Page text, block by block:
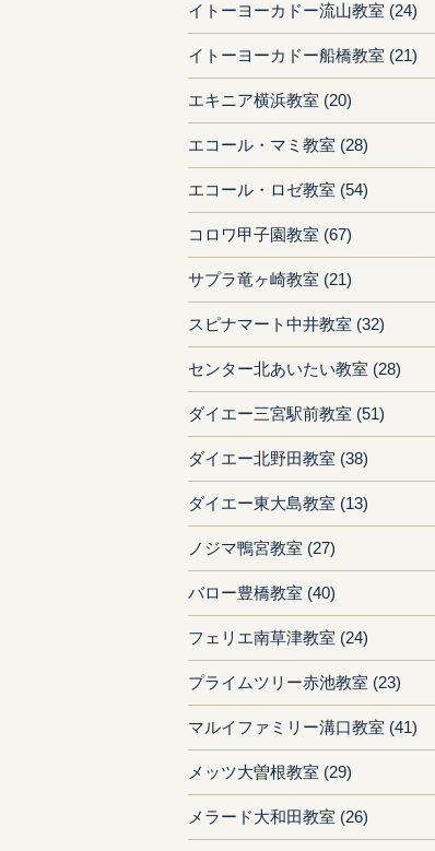
イトーヨーカドー流山教室 (24)
イトーヨーカドー船橋教室 (21)
エキニア横浜教室 (20)
エコール・マミ教室 (28)
エコール・ロゼ教室 (54)
コロワ甲子園教室 (67)
サプラ竜ヶ崎教室 (21)
スピナマート中井教室 (32)
センター北あいたい教室 (28)
ダイエー三宮駅前教室 (51)
ダイエー北野田教室 (38)
ダイエー東大島教室 (13)
ノジマ鴨宮教室 (27)
バロー豊橋教室 (40)
フェリエ南草津教室 (24)
プライムツリー赤池教室 (23)
マルイファミリー溝口教室 (41)
メッツ大曽根教室 (29)
メラード大和田教室 (26)